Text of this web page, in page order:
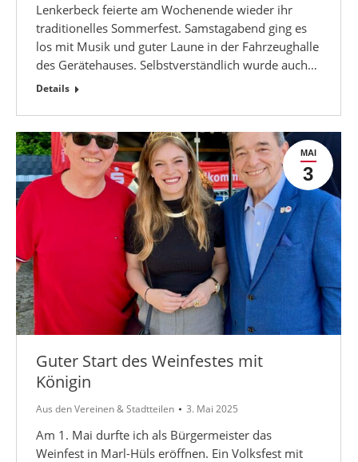
Lenkerbeck feierte am Wochenende wieder ihr
traditionelles Sommerfest. Samstagabend ging es
los mit Musik und guter Laune in der Fahrzeughalle
des Gerätehauses. Selbstverständlich wurde auch…
Details
MAI
3
Guter Start des Weinfestes mit
Königin
Aus den Vereinen & Stadtteilen 3. Mai 2025
Am 1. Mai durfte ich als Bürgermeister das
Weinfest in Marl-Hüls eröffnen. Ein Volksfest mit